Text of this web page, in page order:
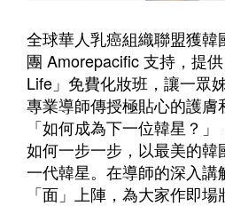
全球華人乳癌組織聯盟獲
團 Amorepacific 支持，提
Life」免費化妝班，讓一眾
專業導師傳授極貼心的護膚
「如何成為下一位韓星？
如何一步一步，以最美的
一代韓星。在導師的深入講
「面」上陣，為大家作即場